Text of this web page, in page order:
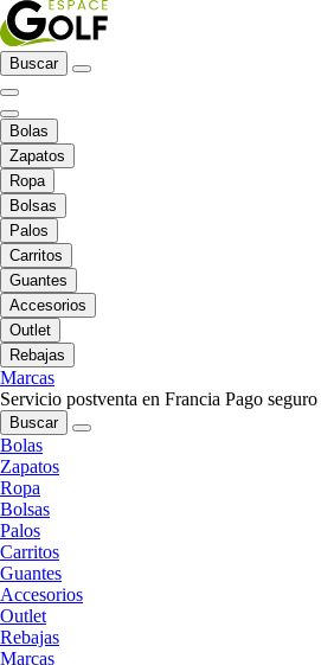
Buscar
Bolas
Zapatos
Ropa
Bolsas
Palos
Carritos
Guantes
Accesorios
Outlet
Rebajas
Marcas
Servicio postventa en Francia Pago seguro
Buscar
Bolas
Zapatos
Ropa
Bolsas
Palos
Carritos
Guantes
Accesorios
Outlet
Rebajas
Marcas